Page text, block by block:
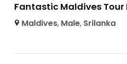
Fantastic Maldives Tour
Maldives, Male, Srilanka